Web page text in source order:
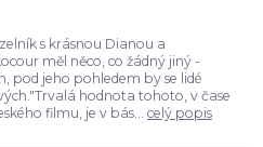
s krásnou Dianou a
měl něco, co žádný jiný -
pod jeho pohledem by se lidé
hodnota tohoto, v čase
filmu, je v bás... celý popis